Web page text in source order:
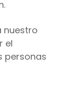
nuestro
el
personas